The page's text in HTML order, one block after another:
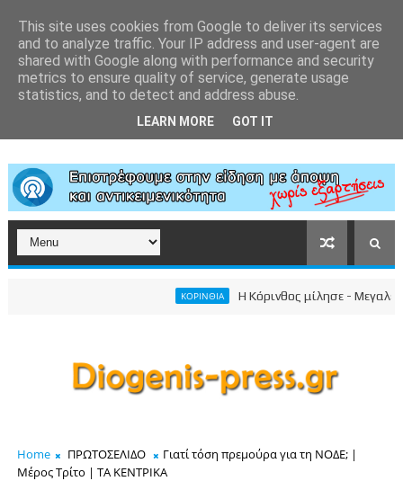
ΚΟΡΙΝΘΙΑ Η Κόρινθος μίλησε - Μεγαλειώδης
Home ΠΡΩΤΟΣΕΛΙΔΟ
Γιατί τόση πρεμούρα για τη ΝΟΔΕ; |
Μέρος Τρίτο | ΤΑ ΚΕΝΤΡΙΚΑ
This site uses cookies from Google to deliver its services
and to analyze traffic. Your IP address and user-agent are
shared with Google along with performance and security
metrics to ensure quality of service, generate usage
statistics, and to detect and address abuse.
LEARN MORE GOT IT